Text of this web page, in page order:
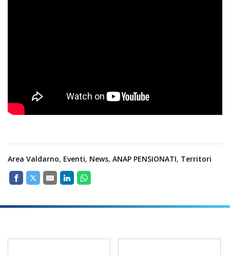
Area Valdarno, Eventi, News, ANAP PENSIONATI, Territori